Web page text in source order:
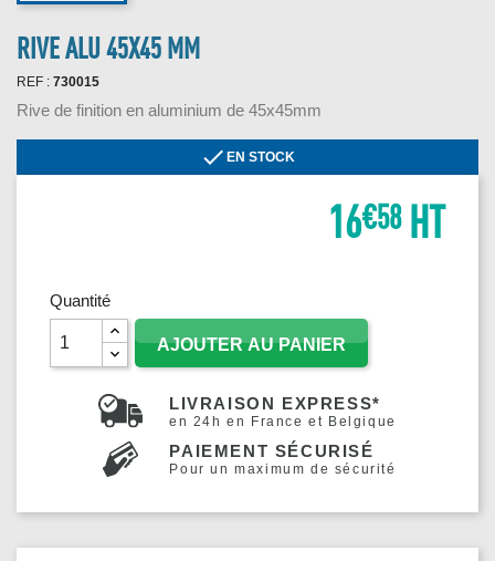
RIVE ALU 45X45 MM
REF : 730015
Rive de finition en aluminium de 45x45mm
 EN STOCK
16€58HT
Quantité
AJOUTER AU PANIER
LIVRAISON EXPRESS*
en 24h en France et Belgique
PAIEMENT SÉCURISÉ
Pour un maximum de sécurité